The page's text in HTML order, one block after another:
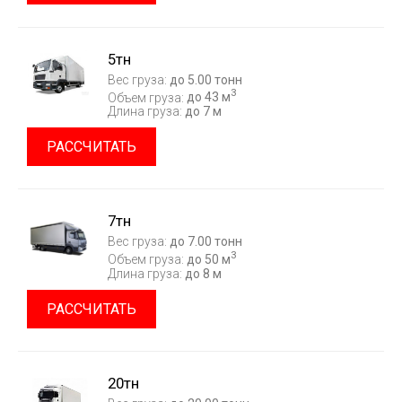
5тн
Вес груза: до 5.00 тонн
Объем груза: до 43 м3
Длина груза: до 7 м
РАССЧИТАТЬ
7тн
Вес груза: до 7.00 тонн
Объем груза: до 50 м3
Длина груза: до 8 м
РАССЧИТАТЬ
20тн